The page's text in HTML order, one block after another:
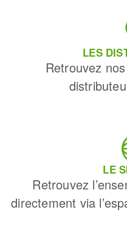
LES
Retrouvez
LE
Retrouvez
directement via